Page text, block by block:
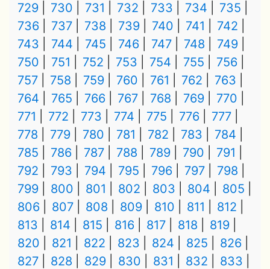
729
730 731 732 733 734
735
736
737 738 739 740 741
742
743
744 745 746 747 748
749
750
751 752 753 754 755
756
757
758 759 760 761 762
763
764
765 766 767 768 769
770
771
772 773 774 775 776
777
778
779 780 781 782 783
784
785
786 787 788 789 790
791
792
793 794 795 796 797
798
799
800 801 802 803 804
805
806
807 808 809 810 811
812
813
814 815 816 817 818
819
820
821 822 823 824 825
826
827
828 829 830 831 832
833